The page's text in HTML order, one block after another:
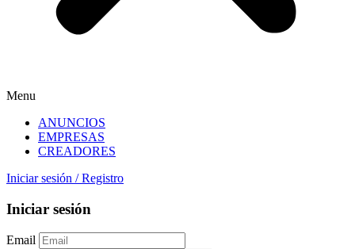
Menu
ANUNCIOS
EMPRESAS
CREADORES
Iniciar sesión / Registro
Iniciar sesión
Email